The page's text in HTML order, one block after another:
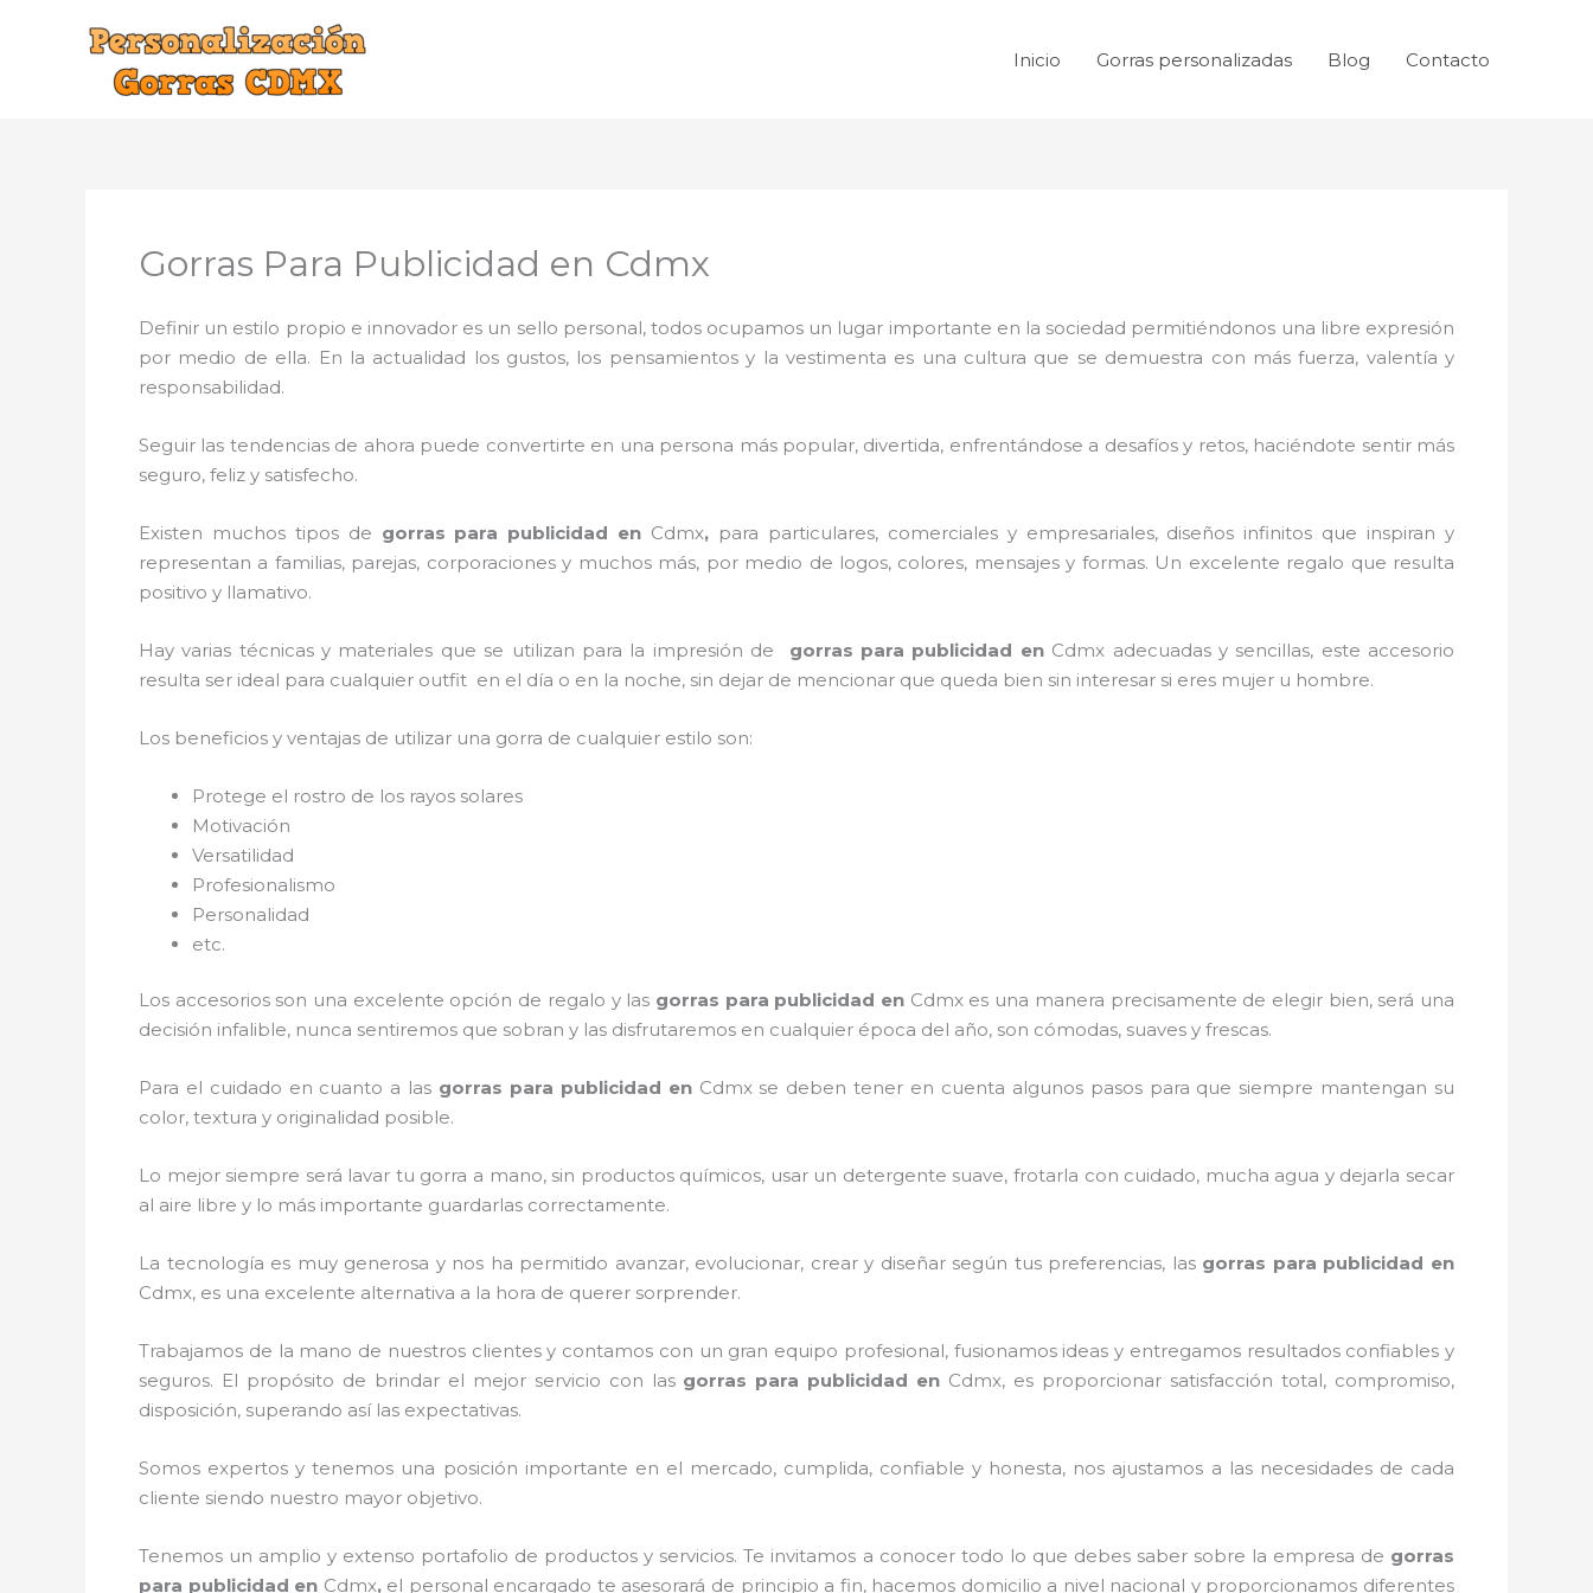
Inicio Gorras personalizadas Blog Contacto
Gorras Para Publicidad en Cdmx
Definir un estilo propio e innovador es un sello personal, todos ocupamos un lugar importante en la sociedad permitiéndonos una libre expresión
por medio de ella. En la actualidad los gustos, los pensamientos y la vestimenta es una cultura que se demuestra con más fuerza, valentía y
responsabilidad.
Seguir las tendencias de ahora puede convertirte en una persona más popular, divertida, enfrentándose a desafíos y retos, haciéndote sentir más
seguro, feliz y satisfecho.
Existen muchos tipos de gorras para publicidad en Cdmx, para particulares, comerciales y empresariales, diseños infinitos que inspiran y
representan a familias, parejas, corporaciones y muchos más, por medio de logos, colores, mensajes y formas. Un excelente regalo que resulta
positivo y llamativo.
Hay varias técnicas y materiales que se utilizan para la impresión de gorras para publicidad en Cdmx adecuadas y sencillas, este accesorio
resulta ser ideal para cualquier outfit en el día o en la noche, sin dejar de mencionar que queda bien sin interesar si eres mujer u hombre.
Los beneficios y ventajas de utilizar una gorra de cualquier estilo son:
Protege el rostro de los rayos solares
Motivación
Versatilidad
Profesionalismo
Personalidad
etc.
Los accesorios son una excelente opción de regalo y las gorras para publicidad en Cdmx es una manera precisamente de elegir bien, será una
decisión infalible, nunca sentiremos que sobran y las disfrutaremos en cualquier época del año, son cómodas, suaves y frescas.
Para el cuidado en cuanto a las gorras para publicidad en Cdmx se deben tener en cuenta algunos pasos para que siempre mantengan su
color, textura y originalidad posible.
Lo mejor siempre será lavar tu gorra a mano, sin productos químicos, usar un detergente suave, frotarla con cuidado, mucha agua y dejarla secar
al aire libre y lo más importante guardarlas correctamente.
La tecnología es muy generosa y nos ha permitido avanzar, evolucionar, crear y diseñar según tus preferencias, las gorras para publicidad en
Cdmx, es una excelente alternativa a la hora de querer sorprender.
Trabajamos de la mano de nuestros clientes y contamos con un gran equipo profesional, fusionamos ideas y entregamos resultados confiables y
seguros. El propósito de brindar el mejor servicio con las gorras para publicidad en Cdmx, es proporcionar satisfacción total, compromiso,
disposición, superando así las expectativas.
Somos expertos y tenemos una posición importante en el mercado, cumplida, confiable y honesta, nos ajustamos a las necesidades de cada
cliente siendo nuestro mayor objetivo.
Tenemos un amplio y extenso portafolio de productos y servicios. Te invitamos a conocer todo lo que debes saber sobre la empresa de gorras
para publicidad en Cdmx, el personal encargado te asesorará de principio a fin, hacemos domicilio a nivel nacional y proporcionamos diferentes